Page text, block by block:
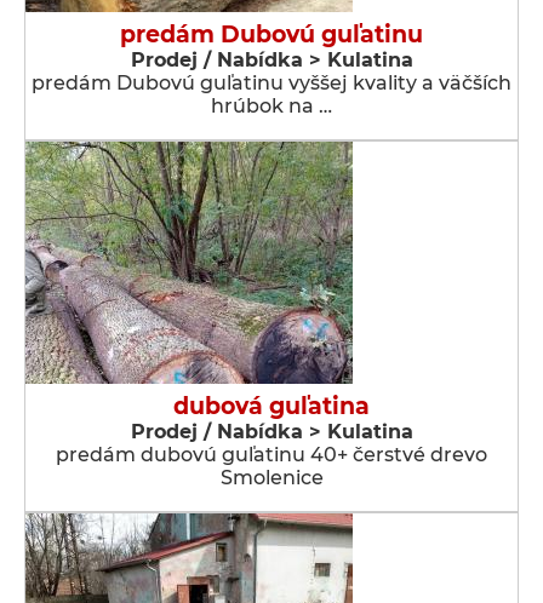
predám Dubovú guľatinu
Prodej / Nabídka > Kulatina
predám Dubovú guľatinu vyššej kvality a väčších
hrúbok na …
dubová guľatina
Prodej / Nabídka > Kulatina
predám dubovú guľatinu 40+ čerstvé drevo
Smolenice